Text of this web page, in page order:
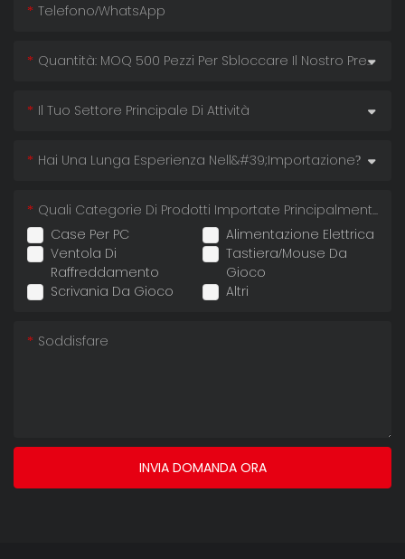
Telefono/WhatsApp
Quantità: MOQ 500 Pezzi Per Sbloccare Il Nostro Prezzo Più Basso!
Il Tuo Settore Principale Di Attività
Hai Una Lunga Esperienza Nell&#39;importazione?
Case Per PC
Alimentazione Elettrica
Ventola Di
Raffreddamento
Tastiera/mouse Da
Gioco
Scrivania Da Gioco
Altri
Quali Categorie Di Prodotti Importate Principalmente?
Soddisfare
INVIA DOMANDA ORA